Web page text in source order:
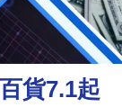
貨7.1起